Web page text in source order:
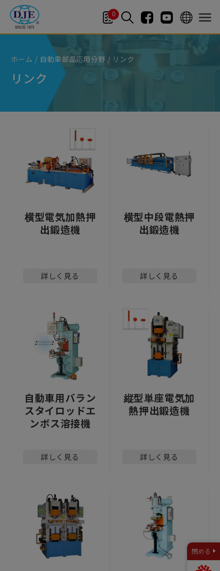
0
ホーム 自動車部品応用分野 リンク
リンク
横型電気加熱押
出鍛造機
詳しく見る
横型中段電熱押
出鍛造機
詳しく見る
自動車用バラン
スタイロッドエ
ンボス溶接機
詳しく見る
縦型単座電気加
熱押出鍛造機
詳しく見る
閉める
クッキー利用の管理について